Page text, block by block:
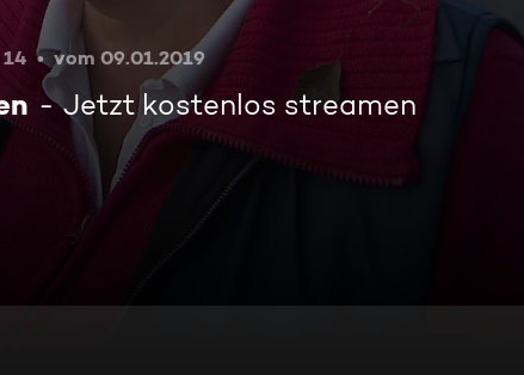
14 vom 09.01.2019
Jetzt kostenlos streamen